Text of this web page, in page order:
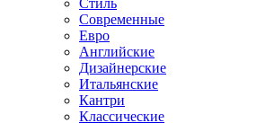
Стиль
Современные
Евро
Английские
Дизайнерские
Итальянские
Кантри
Классические